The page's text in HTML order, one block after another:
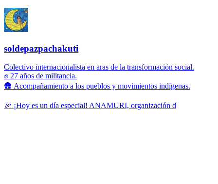
soldepazpachakuti
Colectivo internacionalista en aras de la transformación social.
✊ 27 años de militancia.
🛖 Acompañamiento a los pueblos y movimientos indígenas.
🎉 ¡Hoy es un día especial! ANAMURI, organización d